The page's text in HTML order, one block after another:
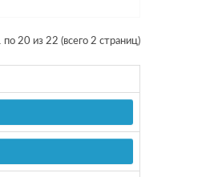
по 20 из 22 (всего 2 страниц)